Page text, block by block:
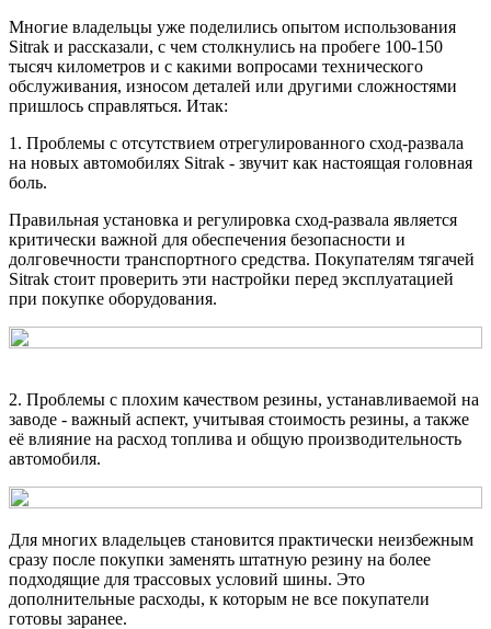
Многие владельцы уже поделились опытом использования
Sitrak и рассказали, с чем столкнулись на пробеге 100-150
тысяч километров и с какими вопросами технического
обслуживания, износом деталей или другими сложностями
пришлось справляться. Итак:
1. Проблемы с отсутствием отрегулированного сход-развала
на новых автомобилях Sitrak - звучит как настоящая головная
боль.
Правильная установка и регулировка сход-развала является
критически важной для обеспечения безопасности и
долговечности транспортного средства. Покупателям тягачей
Sitrak стоит проверить эти настройки перед эксплуатацией
при покупке оборудования.
2. Проблемы с плохим качеством резины, устанавливаемой на
заводе - важный аспект, учитывая стоимость резины, а также
её влияние на расход топлива и общую производительность
автомобиля.
Для многих владельцев становится практически неизбежным
сразу после покупки заменять штатную резину на более
подходящие для трассовых условий шины. Это
дополнительные расходы, к которым не все покупатели
готовы заранее.